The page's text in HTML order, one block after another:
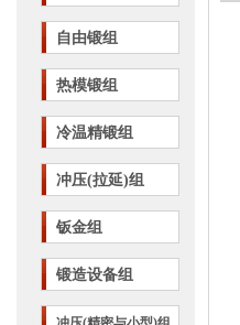
自由锻组
热模锻组
冷温精锻组
冲压(拉延)组
钣金组
锻造设备组